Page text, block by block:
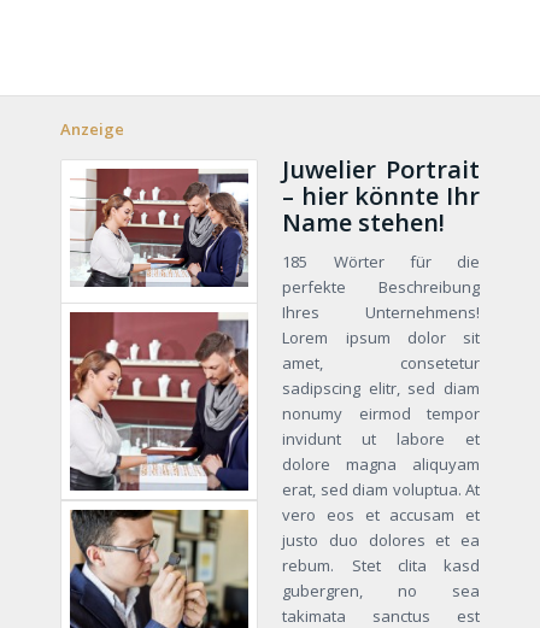
Anzeige
Juwelier Portrait
– hier könnte Ihr
Name stehen!
185 Wörter für die
perfekte Beschreibung
Ihres Unternehmens!
Lorem ipsum dolor sit
amet, consetetur
sadipscing elitr, sed diam
nonumy eirmod tempor
invidunt ut labore et
dolore magna aliquyam
erat, sed diam voluptua. At
vero eos et accusam et
justo duo dolores et ea
rebum. Stet clita kasd
gubergren, no sea
takimata sanctus est